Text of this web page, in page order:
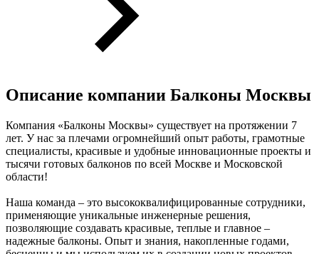
Описание компании Балконы Москвы
Компания «Балконы Москвы» существует на протяжении 7
лет. У нас за плечами огромнейший опыт работы, грамотные
специалисты, красивые и удобные инновационные проекты и
тысячи готовых балконов по всей Москве и Московской
области!
Наша команда – это высококвалифицированные сотрудники,
применяющие уникальные инженерные решения,
позволяющие создавать красивые, теплые и главное –
надежные балконы. Опыт и знания, накопленные годами,